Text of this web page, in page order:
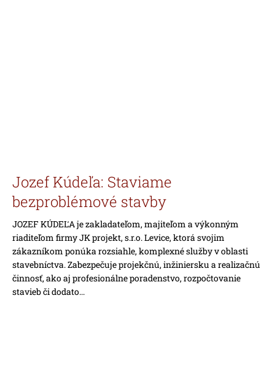
Jozef Kúdeľa: Staviame
bezproblémové stavby
JOZEF KÚDEĽA je zakladateľom, majiteľom a výkonným
riaditeľom firmy JK projekt, s.r.o. Levice, ktorá svojim
zákazníkom ponúka rozsiahle, komplexné služby v oblasti
stavebníctva. Zabezpečuje projekčnú, inžiniersku a realizačnú
činnosť, ako aj profesionálne poradenstvo, rozpočtovanie
stavieb či dodato...